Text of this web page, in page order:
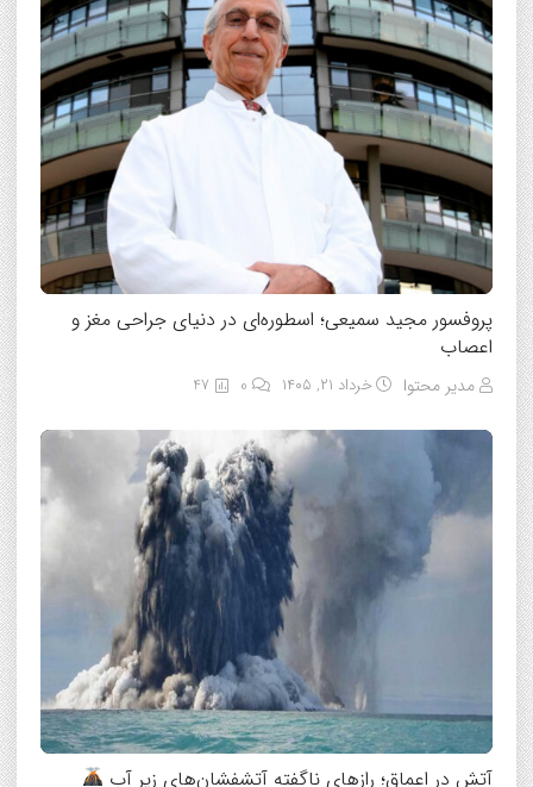
پروفسور مجید سمیعی؛ اسطوره‌ای در دنیای جراحی مغز و
اعصاب
مدیر محتوا خرداد ۲۱, ۱۴۰۵ 47
آتش در اعماق؛ رازهای ناگفته آتشفشان‌های زیر آب